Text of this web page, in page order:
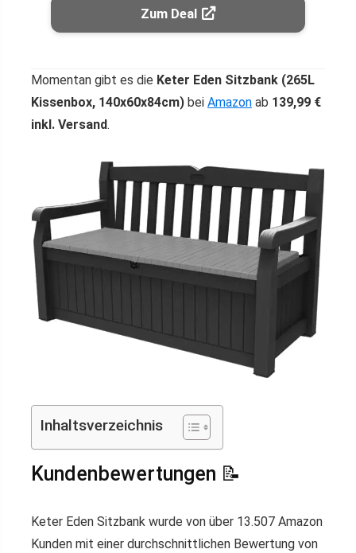
Zum Deal
Momentan gibt es die Keter Eden Sitzbank (265L
Kissenbox, 140x60x84cm) bei Amazon ab 139,99 €
inkl. Versand.
Inhaltsverzeichnis
Kundenbewertungen 📝
Keter Eden Sitzbank wurde von über 13.507 Amazon
Kunden mit einer durchschnittlichen Bewertung von